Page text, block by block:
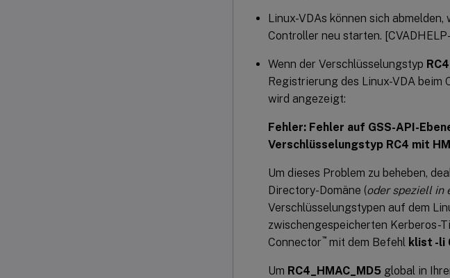
Linux-VDAs können sich
Controller neu starten.
Wenn der Verschlüsselungstyp
Registrierung des Linux-VDA beim
wird angezeigt:
Fehler: Fehler auf GSS-API-
Verschlüsselungstyp RC4 mit
Um dieses Problem zu beheben,
Directory-Domäne (oder speziell in
Verschlüsselungstypen auf dem
zwischengespeicherten Kerberos-
Connector ™ mit dem Befehl klist -li
Um RC4_HMAC_MD5 global in